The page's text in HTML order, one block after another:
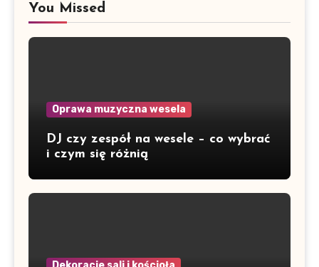
You Missed
Oprawa muzyczna wesela
DJ czy zespół na wesele – co wybrać
i czym się różnią